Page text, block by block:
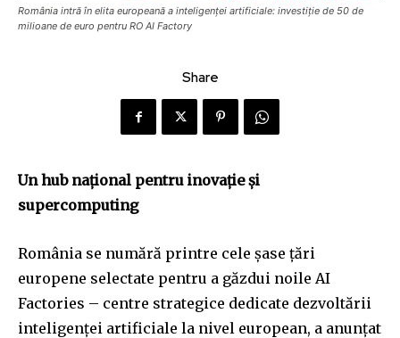
România intră în elita europeană a inteligenței artificiale: investiție de 50 de
milioane de euro pentru RO AI Factory
Share
Un hub național pentru inovație și
supercomputing
România se numără printre cele șase țări
europene selectate pentru a găzdui noile AI
Factories – centre strategice dedicate dezvoltării
inteligenței artificiale la nivel european, a anunțat